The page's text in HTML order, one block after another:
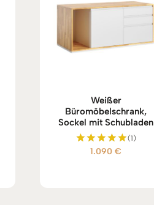
Weißer
Büromöbelschrank,
Sockel mit Schubladen
Bewertet
(1)
1.090€